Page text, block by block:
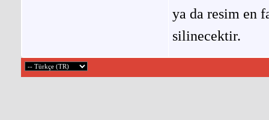
ya da resim en
silinecektir.